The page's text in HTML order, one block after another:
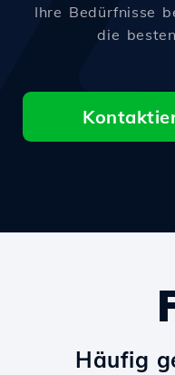
Ihre Bedürfnisse
die
Häufig